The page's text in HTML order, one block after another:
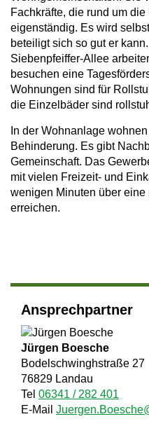
Fachkräfte, die rund um
eigenständig. Es wird
beteiligt sich so gut er
Siebenpfeiffer-Allee
besuchen eine
Wohnungen sind für
die Einzelbäder sind
In der Wohnanlage
Behinderung. Es gibt
Gemeinschaft. Das
mit vielen Freizeit- und
wenigen Minuten über
erreichen.
Ansprechpartner
Jürgen Boesche
Bodelschwinghstraße 27
76829 Landau
Tel 06341 / 282 401
E-Mail